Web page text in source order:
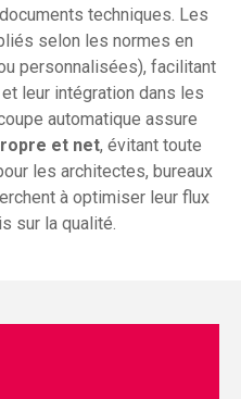
techniques. Les
selon les normes en
personnalisées), facilitant
leur intégration dans les
automatique assure
et net, évitant toute
les architectes, bureaux
à optimiser leur flux
sur la qualité.